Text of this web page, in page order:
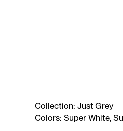
Collection: Just Grey
Colors: Super White,